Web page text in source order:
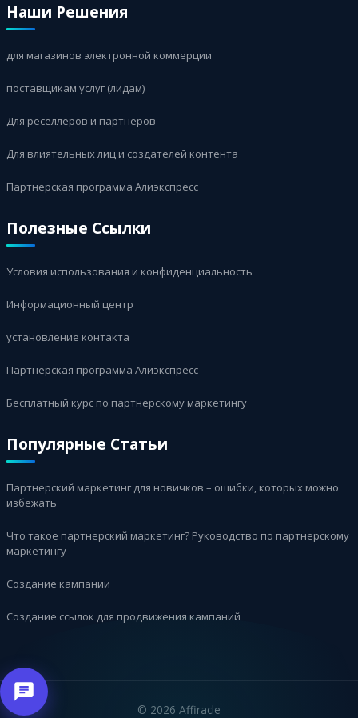
Наши Решения
для магазинов электронной коммерции
поставщикам услуг (лидам)
Для реселлеров и партнеров
Для влиятельных лиц и создателей контента
Партнерская программа Алиэкспресс
Полезные Ссылки
Условия использования и конфиденциальность
Информационный центр
установление контакта
Партнерская программа Алиэкспресс
Бесплатный курс по партнерскому маркетингу
Популярные Статьи
Партнерский маркетинг для новичков – ошибки, которых можно
избежать
Что такое партнерский маркетинг? Руководство по партнерскому
маркетингу
Создание кампании
Создание ссылок для продвижения кампаний
© 2026 Affiracle